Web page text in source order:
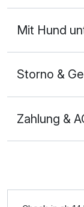
Mit Hund
Storno &
Zahlung &